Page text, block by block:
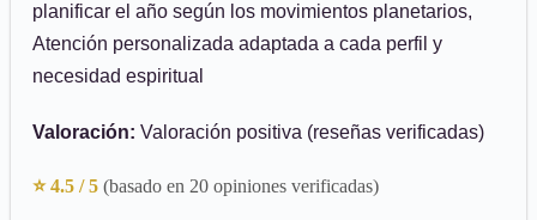
planificar el año según los movimientos planetarios,
Atención personalizada adaptada a cada perfil y
necesidad espiritual
Valoración: Valoración positiva (reseñas verificadas)
⭐ 4.5 / 5 (basado en 20 opiniones verificadas)